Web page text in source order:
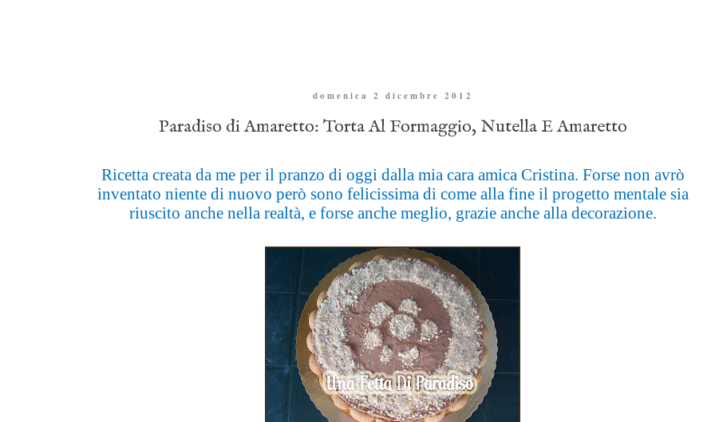
domenica 2 dicembre 2012
Paradiso di Amaretto: Torta Al Formaggio, Nutella E Amaretto
Ricetta creata da me per il pranzo di oggi dalla mia cara amica Cristina. Forse non avrò
inventato niente di nuovo però sono felicissima di come alla fine il progetto mentale sia
riuscito anche nella realtà, e forse anche meglio, grazie anche alla decorazione.